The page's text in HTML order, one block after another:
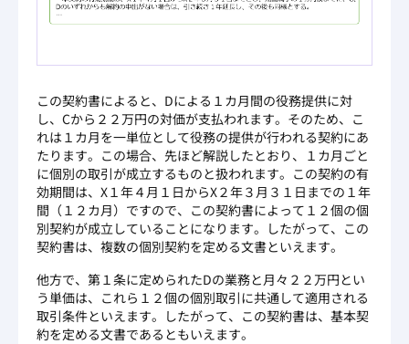
この契約書によると、Dによる１カ月間の役務提供に対
し、Cから２２万円の対価が支払われます。そのため、こ
れは１カ月を一単位として役務の提供が行われる契約にあ
たります。この場合、先ほど解説したとおり、１カ月ごと
に個別の取引が成立するものと扱われます。この契約の有
効期間は、X１年４月１日からX２年３月３１日までの１年
間（１２カ月）ですので、この契約書によって１２個の個
別契約が成立していることになります。したがって、この
契約書は、複数の個別契約を定める文書といえます。
他方で、第１条に定められたDの業務と月々２２万円とい
う単価は、これら１２個の個別取引に共通して適用される
取引条件といえます。したがって、この契約書は、基本契
約を定める文書であるともいえます。